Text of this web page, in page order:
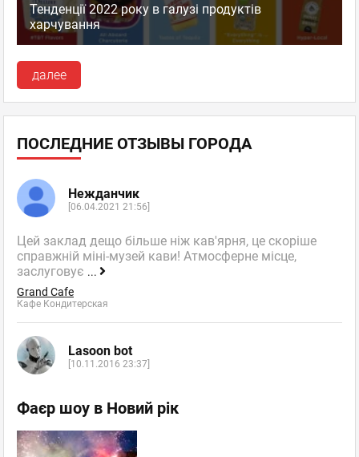
Тенденції 2022 року в галузі продуктів
харчування
далее
ПОСЛЕДНИЕ ОТЗЫВЫ ГОРОДА
Нежданчик
[06.04.2021 21:56]
Цей заклад дещо більше ніж кав'ярня, це скоріше
справжній міні-музей кави! Атмосферне місце,
заслуговує ...
Grand Cafe
Кафе Кондитерская
Lasoon bot
[10.11.2016 23:37]
Фаєр шоу в Новий рік